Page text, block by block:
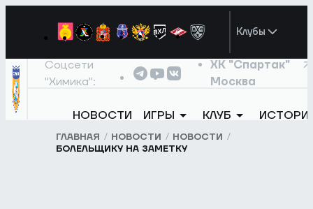
Клубы
Соцсети
"Химика":
ХК "Спартак"
Москва
НОВОСТИ ИГРЫ КЛУБ
ГЛАВНАЯ НОВОСТИ
НОВОСТИ
БОЛЕЛЬЩИКУ НА ЗАМЕТКУ